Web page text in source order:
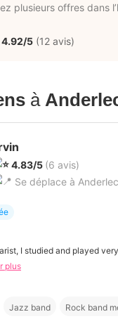
plusieurs offres dans
4.92/5 (12 avis)
à
4.83/5 (6 avis)
Se déplace à
I studied and played
plus
Jazz band Rock band